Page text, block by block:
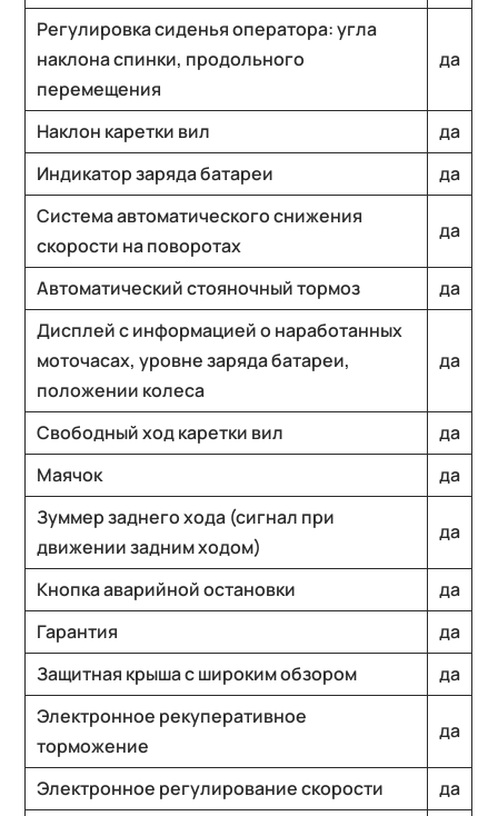
Регулировка сиденья оператора: угла
наклона спинки, продольного
перемещения
да
Наклон каретки вил
да
Индикатор заряда батареи
да
Система автоматического снижения
скорости на поворотах
да
Автоматический стояночный тормоз
да
Дисплей с информацией о наработанных
моточасах, уровне заряда батареи,
положении колеса
да
Свободный ход каретки вил
да
Маячок
да
Зуммер заднего хода (сигнал при
движении задним ходом)
да
Кнопка аварийной остановки
да
Гарантия
да
Защитная крыша с широким обзором
да
Электронное рекуперативное
торможение
да
Электронное регулирование скорости
да